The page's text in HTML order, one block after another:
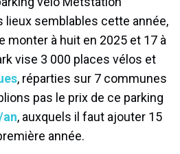
lieux semblables cette année,
monter à huit en 2025 et 17 à
vise 3 000 places vélos et
, réparties sur 7 communes
pas le prix de ce parking
an, auxquels il faut ajouter 15
année.